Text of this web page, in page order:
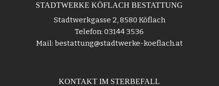
STADTWERKE KÖFLACH BESTATTUNG
Stadtwerkgasse 2, 8580 Köflach
Telefon: 03144 3536
Mail: bestattung@stadtwerke-koeflach.at
KONTAKT IM STERBEFALL